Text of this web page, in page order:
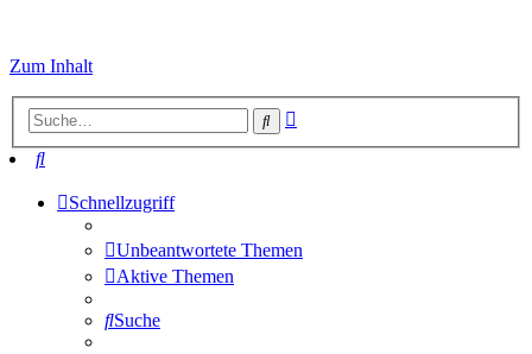
Zum Inhalt
Suche
Suche
Schnellzugriff
Unbeantwortete Themen
Aktive Themen
Suche